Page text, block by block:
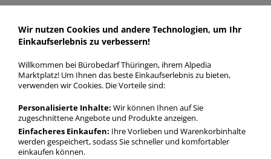
Versandtaschen mit Fenster >
Fenster mit Fenster
Versandtaschen mit Fenster in bester Qualität zum
günstigen Preis. Finden Sie schnell Versandtaschen mit
Versandtaschen mit Fenster
mehr Infos zur Kategorie
Wir nutzen Cookies und andere Technologien, um Ihr
Einkaufserlebnis zu verbessern!
Willkommen bei Bürobedarf Thüringen, ihrem Alpedia
Marktplatz! Um Ihnen das beste Einkaufserlebnis zu bieten,
verwenden wir Cookies. Die Vorteile sind:
Personalisierte Inhalte: Wir können Ihnen auf Sie
zugeschnittene Angebote und Produkte anzeigen.
Einfacheres Einkaufen: Ihre Vorlieben und Warenkorbinhalte
werden gespeichert, sodass Sie schneller und komfortabler
einkaufen können.